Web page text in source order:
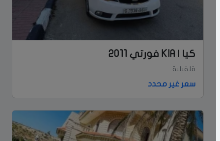
كيا | KIA فورتي 2011
قلقيلية
سعر غير محدد